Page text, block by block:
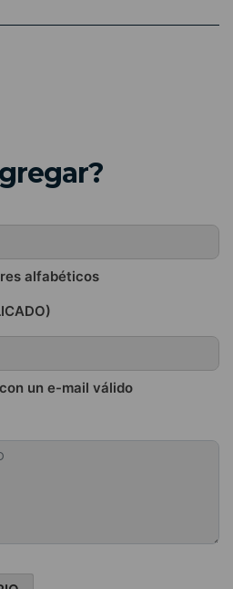
alfabéticos
un e-mail válido